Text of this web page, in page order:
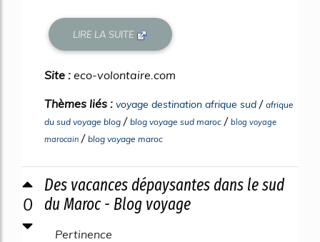
LIRE LA SUITE
Site : eco-volontaire.com
Thèmes liés : voyage destination afrique sud / afrique
du sud voyage blog / blog voyage sud maroc / blog voyage
marocain / blog voyage maroc
0
Des vacances dépaysantes dans le sud
du Maroc - Blog voyage
Pertinence